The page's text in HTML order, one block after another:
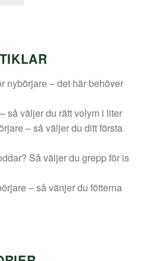
nybörjare – det här behöver
så väljer du rätt volym i liter
– så väljer du ditt första
Så väljer du grepp för is
– så vänjer du fötterna